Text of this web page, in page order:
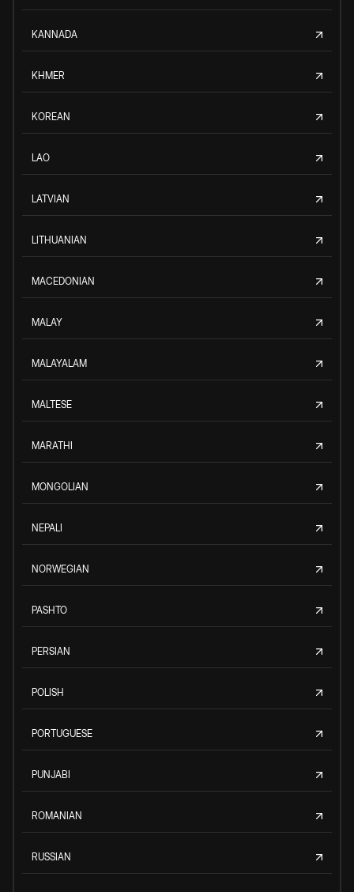
KANNADA
KHMER
KOREAN
LAO
LATVIAN
LITHUANIAN
MACEDONIAN
MALAY
MALAYALAM
MALTESE
MARATHI
MONGOLIAN
NEPALI
NORWEGIAN
PASHTO
PERSIAN
POLISH
PORTUGUESE
PUNJABI
ROMANIAN
RUSSIAN